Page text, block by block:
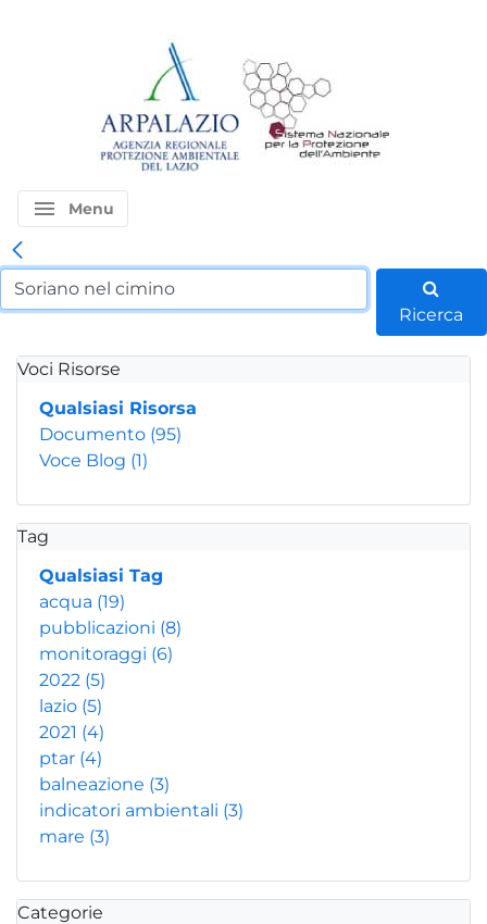
menu Menu
Ricerca
Voci Risorse
Qualsiasi Risorsa
Documento (95)
Voce Blog (1)
Tag
Qualsiasi Tag
acqua (19)
pubblicazioni (8)
monitoraggi (6)
2022 (5)
lazio (5)
2021 (4)
ptar (4)
balneazione (3)
indicatori ambientali (3)
mare (3)
Categorie